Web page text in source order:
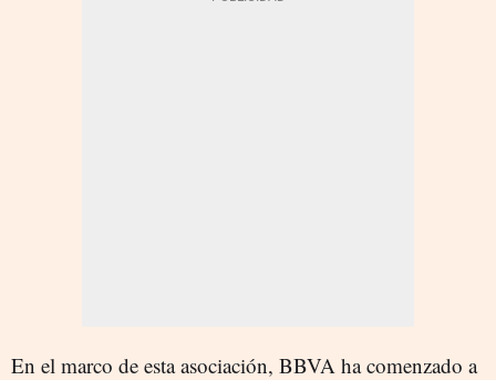
En el marco de esta asociación, BBVA ha comenzado a